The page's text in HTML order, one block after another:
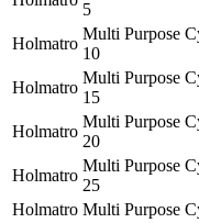
5
Holmatro
Multi Purpose
10
Holmatro
Multi Purpose
15
Holmatro
Multi Purpose
20
Holmatro
Multi Purpose
25
Holmatro Multi Purpose